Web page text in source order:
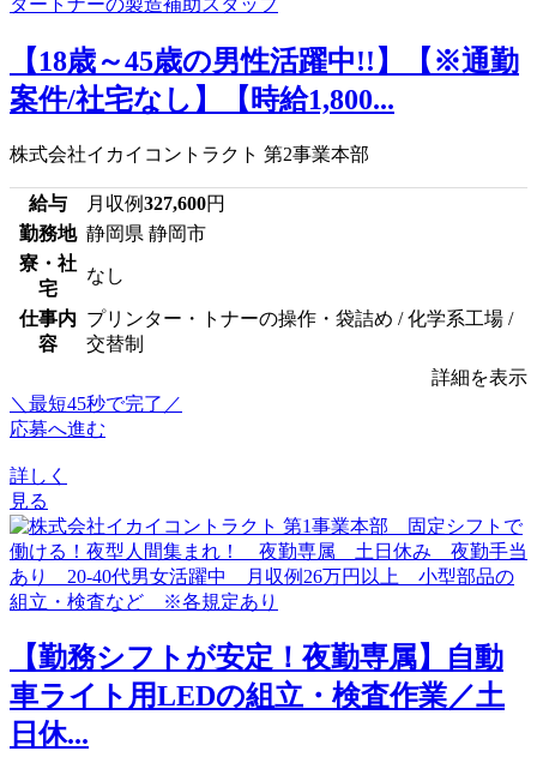
【18歳～45歳の男性活躍中!!】【※通勤
案件/社宅なし】【時給1,800...
株式会社イカイコントラクト 第2事業本部
給与 月収例327,600円
勤務地 静岡県 静岡市
寮・社
宅
なし
仕事内
容
プリンター・トナーの操作・袋詰め / 化学系工場 /
交替制
詳細を表示
＼最短45秒で完了／
応募へ進む
詳しく
見る
【勤務シフトが安定！夜勤専属】自動
車ライト用LEDの組立・検査作業／土
日休...